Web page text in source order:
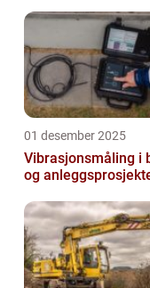
01 desember 2025
Vibrasjonsmåling i
og